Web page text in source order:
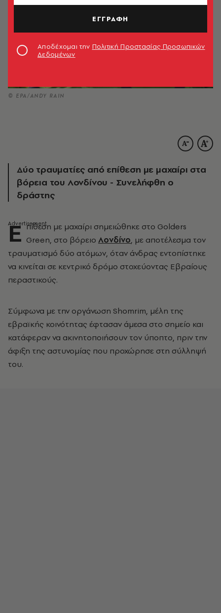
© EPA/ANDY RAIN
Δύο τραυματίες από επίθεση με μαχαίρι στα
βόρεια του Λονδίνου - Συνελήφθη ο
δράστης
Ε πίθεση με μαχαίρι σημειώθηκε στο Golders
Green, στο βόρειο Λονδίνο, με αποτέλεσμα τον
τραυματισμό δύο ατόμων, όταν άνδρας εντοπίστηκε
να κινείται σε κεντρικό δρόμο στοχεύοντας Εβραίους
περαστικούς.
Σύμφωνα με την οργάνωση Shomrim, μέλη της
εβραϊκής κοινότητας έφτασαν άμεσα στο σημείο και
κατάφεραν να ακινητοποιήσουν τον ύποπτο, πριν την
άφιξη της αστυνομίας που προχώρησε στη σύλληψή
του.
ΕΓΓΡΑΦΗ
Αποδέχομαι την Πολιτική Προστασίας Προσωπικών
Δεδομένων